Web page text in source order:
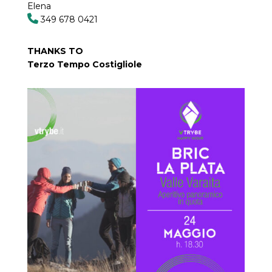
Elena
349 678 0421
THANKS TO
Terzo Tempo Costigliole